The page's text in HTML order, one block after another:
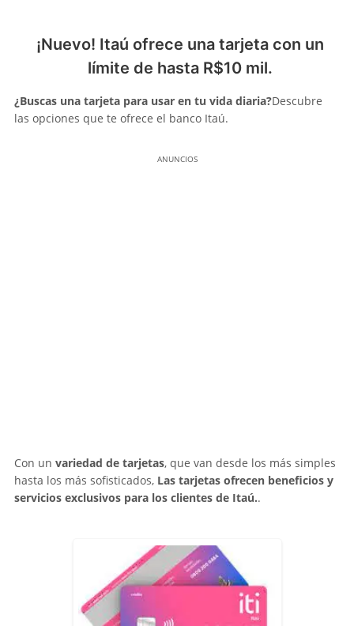
¡Nuevo! Itaú ofrece una tarjeta con un
límite de hasta R$10 mil.
¿Buscas una tarjeta para usar en tu vida diaria?Descubre
las opciones que te ofrece el banco Itaú.
ANUNCIOS
Con un variedad de tarjetas, que van desde los más simples
hasta los más sofisticados, Las tarjetas ofrecen beneficios y
servicios exclusivos para los clientes de Itaú..